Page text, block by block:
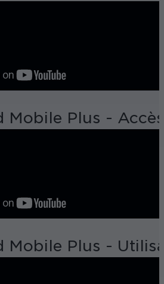
Mobile Plus -
Mobile Plus -